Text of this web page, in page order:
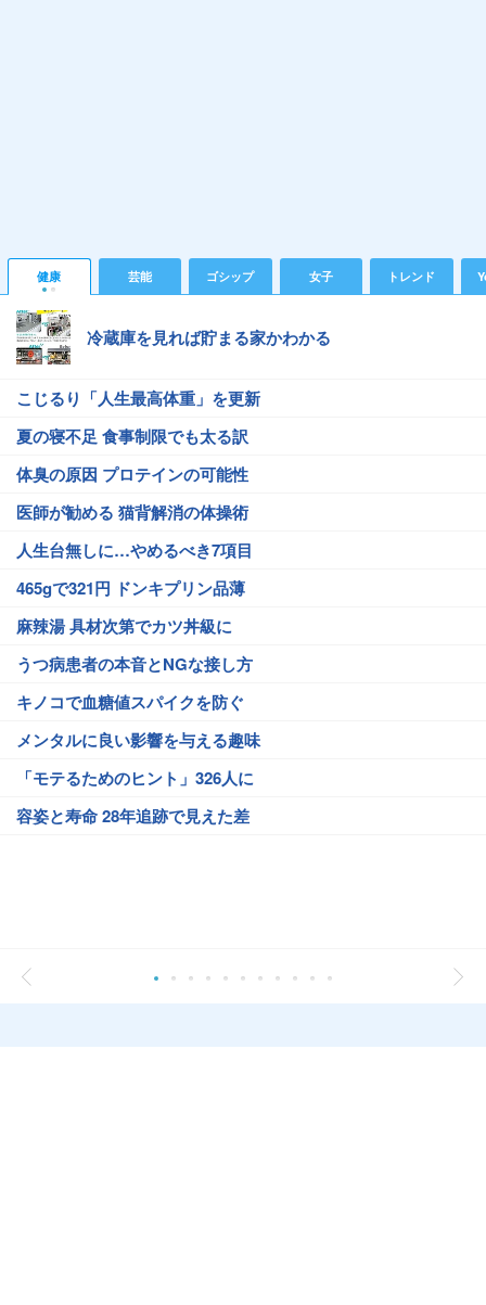
健康 芸能 ゴシップ 女子 トレンド
冷蔵庫を見れば貯まる家かわかる
こじるり「人生最高体重」を更新
夏の寝不足 食事制限でも太る訳
体臭の原因 プロテインの可能性
医師が勧める 猫背解消の体操術
人生台無しに…やめるべき7項目
465gで321円 ドンキプリン品薄
麻辣湯 具材次第でカツ丼級に
うつ病患者の本音とNGな接し方
キノコで血糖値スパイクを防ぐ
メンタルに良い影響を与える趣味
「モテるためのヒント」326人に
容姿と寿命 28年追跡で見えた差